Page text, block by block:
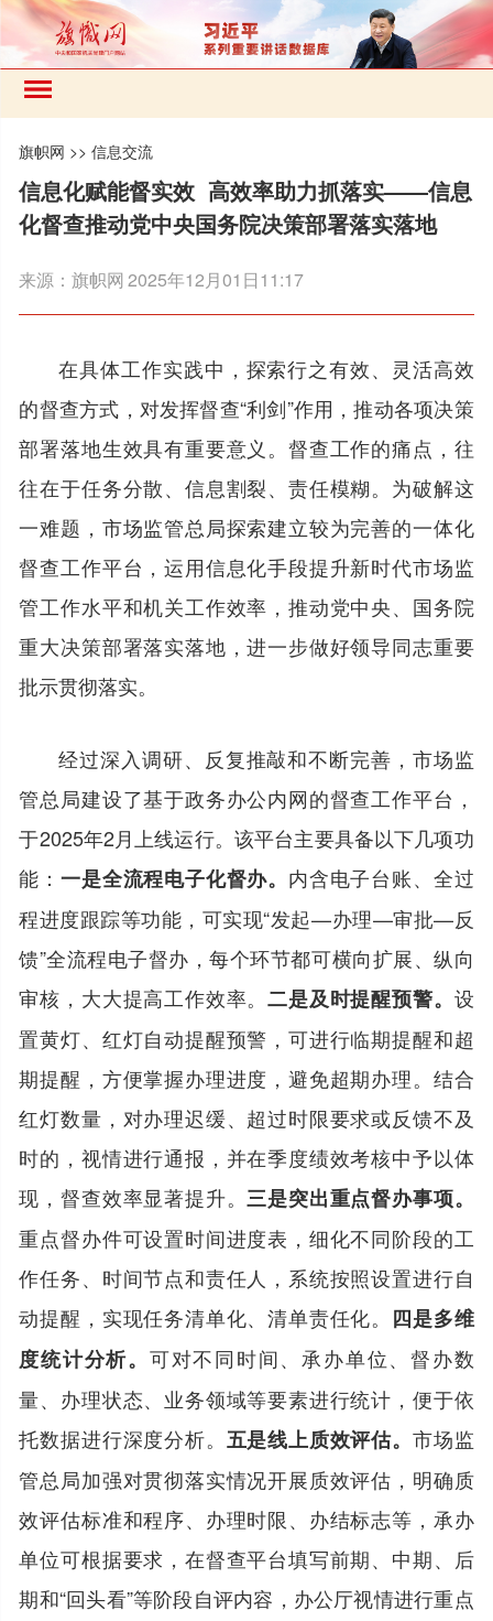
旗帜网 >>信息交流
信息化赋能督实效 高效率助力抓落实——信息
化督查推动党中央国务院决策部署落实落地
来源：旗帜网2025年12月01日11:17
在具体工作实践中，探索行之有效、灵活高效
的督查方式，对发挥督查“利剑”作用，推动各项决策
部署落地生效具有重要意义。督查工作的痛点，往
往在于任务分散、信息割裂、责任模糊。为破解这
一难题，市场监管总局探索建立较为完善的一体化
督查工作平台，运用信息化手段提升新时代市场监
管工作水平和机关工作效率，推动党中央、国务院
重大决策部署落实落地，进一步做好领导同志重要
批示贯彻落实。
经过深入调研、反复推敲和不断完善，市场监
管总局建设了基于政务办公内网的督查工作平台，
于2025年2月上线运行。该平台主要具备以下几项功
能：一是全流程电子化督办。 内含电子台账、全过
程进度跟踪等功能，可实现“发起—办理—审批—反
馈”全流程电子督办，每个环节都可横向扩展、纵向
审核，大大提高工作效率。二是及时提醒预警。 设
置黄灯、红灯自动提醒预警，可进行临期提醒和超
期提醒，方便掌握办理进度，避免超期办理。结合
红灯数量，对办理迟缓、超过时限要求或反馈不及
时的，视情进行通报，并在季度绩效考核中予以体
现，督查效率显著提升。 三是突出重点督办事项。
重点督办件可设置时间进度表，细化不同阶段的工
作任务、时间节点和责任人，系统按照设置进行自
动提醒，实现任务清单化、清单责任化。 四是多维
度统计分析。 可对不同时间、承办单位、督办数
量、办理状态、业务领域等要素进行统计，便于依
托数据进行深度分析。 五是线上质效评估。 市场监
管总局加强对贯彻落实情况开展质效评估，明确质
效评估标准和程序、办理时限、办结标志等，承办
单位可根据要求，在督查平台填写前期、中期、后
期和“回头看”等阶段自评内容，办公厅视情进行重点